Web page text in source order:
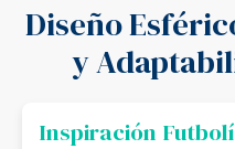
Diseño
y
Inspiración